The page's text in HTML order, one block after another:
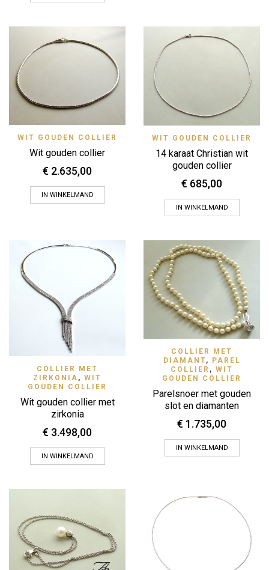
WIT GOUDEN COLLIER
Wit gouden collier
€ 2.635,00
IN WINKELMAND
WIT GOUDEN COLLIER
14 karaat Christian wit
gouden collier
€ 685,00
IN WINKELMAND
COLLIER MET
ZIRKONIA , WIT
GOUDEN COLLIER
Wit gouden collier met
zirkonia
€ 3.498,00
IN WINKELMAND
COLLIER MET
DIAMANT,
PAREL
COLLIER , WIT
GOUDEN COLLIER
Parelsnoer met gouden
slot en diamanten
€ 1.735,00
IN WINKELMAND